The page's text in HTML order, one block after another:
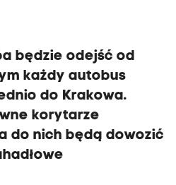
będzie odejść od
każdy autobus
do Krakowa.
korytarze
do nich będą dowozić